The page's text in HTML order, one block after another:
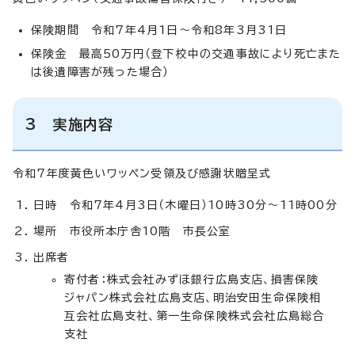
保険期間 令和7年4月1日～令和8年3月31日
保険金 最高50万円（登下校中の交通事故により死亡また
は後遺障害が残った場合）
3 実施内容
令和7年度黄色いワッペン受領及び感謝状贈呈式
日時 令和7年4月3日（木曜日）10時30分～11時00分
場所 市役所本庁舎10階 市長公室
出席者
寄付者：株式会社みずほ銀行広島支店、損害保険
ジャパン株式会社広島支店、明治安田生命保険相
互会社広島支社、第一生命保険株式会社広島総合
支社